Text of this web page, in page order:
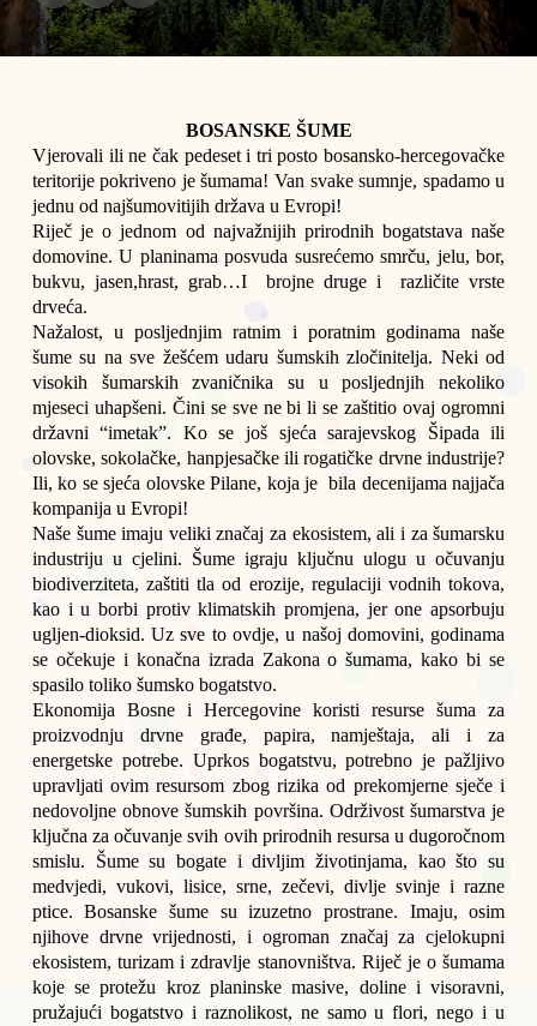
BOSANSKE ŠUME
Vjerovali ili ne čak pedeset i tri posto bosansko-hercegovačke
teritorije pokriveno je šumama! Van svake sumnje, spadamo u
jednu od najšumovitijih država u Evropi!
Riječ je o jednom od najvažnijih prirodnih bogatstava naše
domovine. U planinama posvuda susrećemo smrču, jelu, bor,
bukvu, jasen,hrast, grab…I  brojne druge i  različite vrste
drveća.
Nažalost, u posljednjim ratnim i poratnim godinama naše
šume su na sve žešćem udaru šumskih zločinitelja. Neki od
visokih šumarskih zvaničnika su u posljednjih nekoliko
mjeseci uhapšeni. Čini se sve ne bi li se zaštitio ovaj ogromni
državni “imetak”. Ko se još sjeća sarajevskog Šipada ili
olovske, sokolačke, hanpjesačke ili rogatičke drvne industrije?
Ili, ko se sjeća olovske Pilane, koja je  bila decenijama najjača
kompanija u Evropi!
Naše šume imaju veliki značaj za ekosistem, ali i za šumarsku
industriju u cjelini. Šume igraju ključnu ulogu u očuvanju
biodiverziteta, zaštiti tla od erozije, regulaciji vodnih tokova,
kao i u borbi protiv klimatskih promjena, jer one apsorbuju
ugljen-dioksid. Uz sve to ovdje, u našoj domovini, godinama
se očekuje i konačna izrada Zakona o šumama, kako bi se
spasilo toliko šumsko bogatstvo.
Ekonomija Bosne i Hercegovine koristi resurse šuma za
proizvodnju drvne građe, papira, namještaja, ali i za
energetske potrebe. Uprkos bogatstvu, potrebno je pažljivo
upravljati ovim resursom zbog rizika od prekomjerne sječe i
nedovoljne obnove šumskih površina. Održivost šumarstva je
ključna za očuvanje svih ovih prirodnih resursa u dugoročnom
smislu. Šume su bogate i divljim životinjama, kao što su
medvjedi, vukovi, lisice, srne, zečevi, divlje svinje i razne
ptice. Bosanske šume su izuzetno prostrane. Imaju, osim
njihove drvne vrijednosti, i ogroman značaj za cjelokupni
ekosistem, turizam i zdravlje stanovništva. Riječ je o šumama
koje se protežu kroz planinske masive, doline i visoravni,
pružajući bogatstvo i raznolikost, ne samo u flori, nego i u